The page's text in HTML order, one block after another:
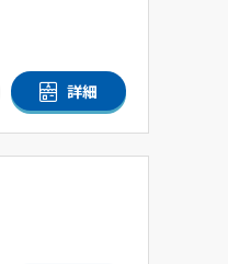
詳細